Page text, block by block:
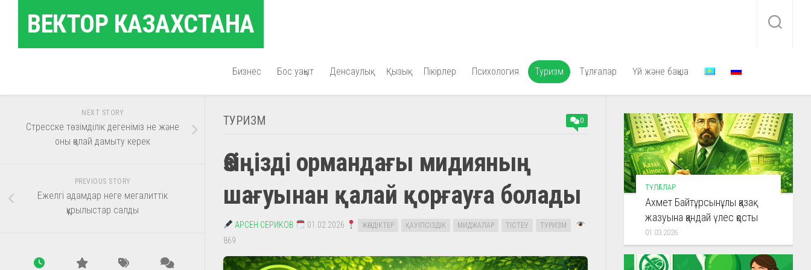
contentВЕКТОР КАЗАХСТАНА
Бизнес Бос уақыт Денсаулық Қызық Пікірлер Психология Туризм Тұлғалар Үй және бақша
ТУРИЗМ 0
Өзіңізді ормандағы мидияның
шағуынан қалай қорғауға болады
АРСЕН СЕРИКОВ 01.02.2026 ЖӘНДІКТЕР ҚАУІПСІЗДІК МИДЖАЛАР ТІСТЕУ ТУРИЗМ
869
NEXT STORY
Стресске төзімділік дегеніміз не және
оны қалай дамыту керек
PREVIOUS STORY
Ежелгі адамдар неге мегалиттік
құрылыстар салды
ТҰЛҒАЛАР
Ахмет Байтұрсынұлы қазақ
жазуына қандай үлес қосты
01.03.2026